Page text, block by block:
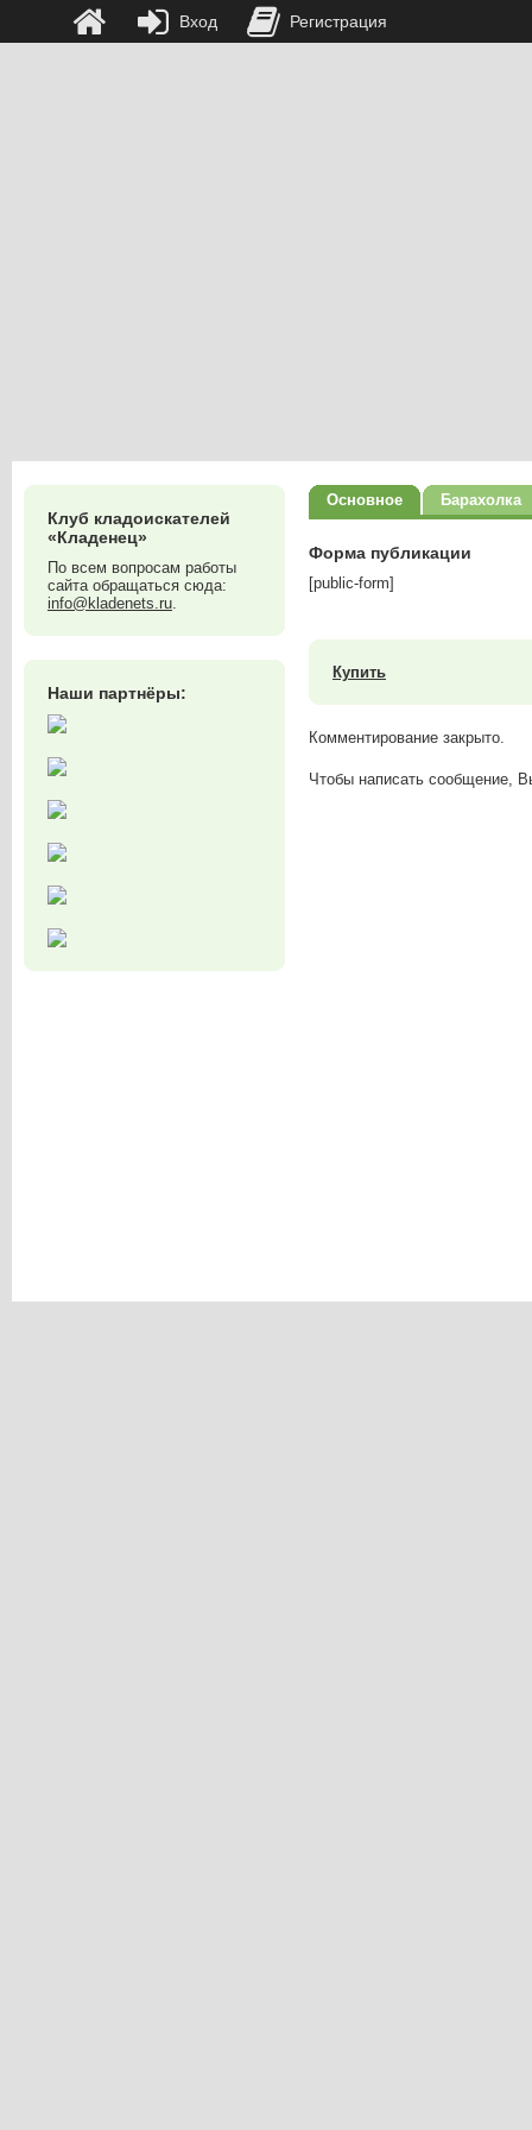
Клуб кладоискателей
«Кладенец»
По всем вопросам работы
сайта обращаться сюда:
info@kladenets.ru.
Наши партнёры:
Основное Барахолка
Форма публикации
[public-form]
Купить
Комментирование закрыто.
Чтобы написать сообщение,
Вход Регистрация